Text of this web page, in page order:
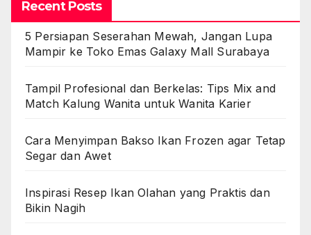
Recent Posts
5 Persiapan Seserahan Mewah, Jangan Lupa
Mampir ke Toko Emas Galaxy Mall Surabaya
Tampil Profesional dan Berkelas: Tips Mix and
Match Kalung Wanita untuk Wanita Karier
Cara Menyimpan Bakso Ikan Frozen agar Tetap
Segar dan Awet
Inspirasi Resep Ikan Olahan yang Praktis dan
Bikin Nagih